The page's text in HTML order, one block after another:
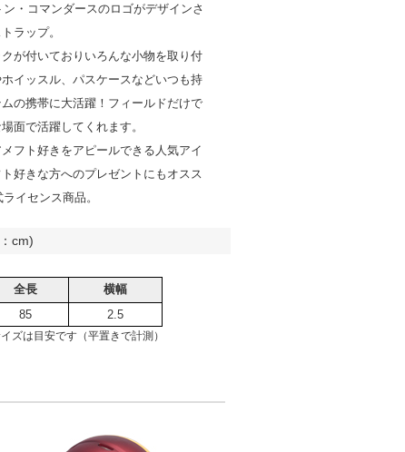
ン・コマンダースのロゴがデザインさ
ラップ。
が付いておりいろんな小物を取り付
イッスル、パスケースなどいつも持
の携帯に大活躍！フィールドだけで
面で活躍してくれます。
フト好きをアピールできる人気アイ
好きな方へのプレゼントにもオスス
イセンス商品。
cm)
全長
横幅
85
2.5
ズは目安です（平置きで計測）